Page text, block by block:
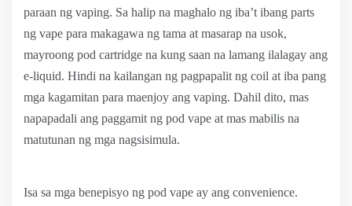
paraan ng vaping. Sa halip na maghalo ng iba’t ibang parts
ng vape para makagawa ng tama at masarap na usok,
mayroong pod cartridge na kung saan na lamang ilalagay ang
e-liquid. Hindi na kailangan ng pagpapalit ng coil at iba pang
mga kagamitan para maenjoy ang vaping. Dahil dito, mas
napapadali ang paggamit ng pod vape at mas mabilis na
matutunan ng mga nagsisimula.
Isa sa mga benepisyo ng pod vape ay ang convenience.